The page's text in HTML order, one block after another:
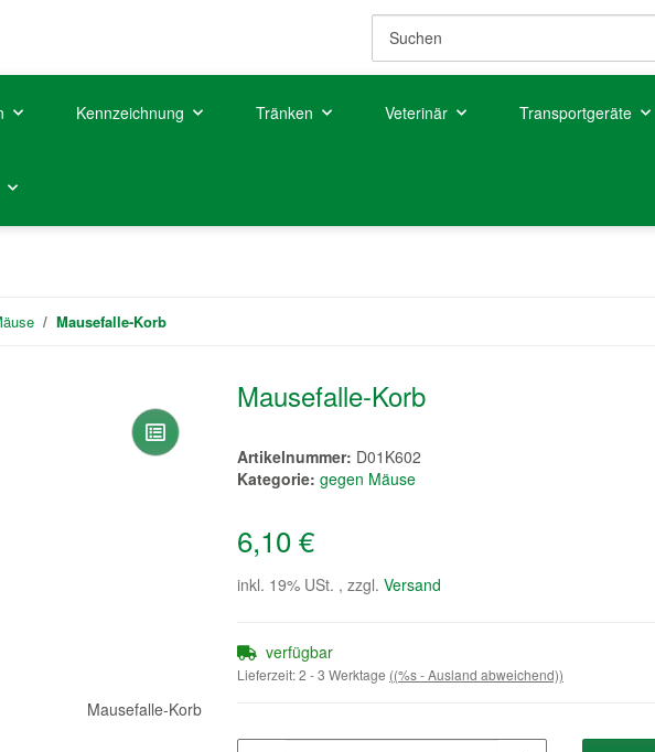
Kennzeichnung Tränken Veterinär Transportgeräte
Mausefalle-Korb
Mausefalle-Korb
Artikelnummer: D01K602
Kategorie: gegen Mäuse
6,10 €
inkl. 19% USt. , zzgl. Versand
verfügbar
Lieferzeit:2 - 3 Werktage ((%s - Ausland abweichend))